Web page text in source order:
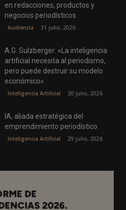
en redacciones, productos y
negocios periodísticos
Audiencia 31 julio, 2026
A.G. Sulzberger: «La inteligencia
artificial necesita al periodismo,
pero puede destruir su modelo
económico»
Inteligencia Artificial 30 julio, 2026
IA, aliada estratégica del
emprendimiento periodístico
Inteligencia Artificial 29 julio, 2026